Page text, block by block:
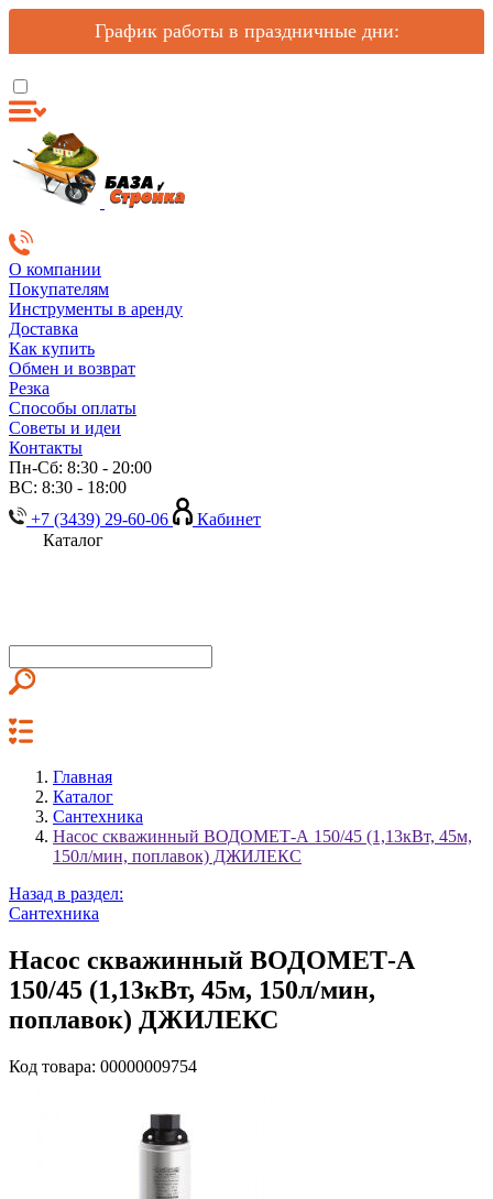
График работы в праздничные дни:
О компании
Покупателям
Инструменты в аренду
Доставка
Как купить
Обмен и возврат
Резка
Способы оплаты
Советы и идеи
Контакты
Пн-Сб: 8:30 - 20:00
ВС: 8:30 - 18:00
+7 (3439) 29-60-06
Кабинет
Каталог
Главная
Каталог
Сантехника
Насос скважинный ВОДОМЕТ-А 150/45 (1,13кВт, 45м,
150л/мин, поплавок) ДЖИЛЕКС
Назад в раздел:
Сантехника
Насос скважинный ВОДОМЕТ-А
150/45 (1,13кВт, 45м, 150л/мин,
поплавок) ДЖИЛЕКС
Код товара: 00000009754